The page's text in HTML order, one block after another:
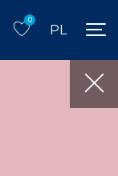
0
PL